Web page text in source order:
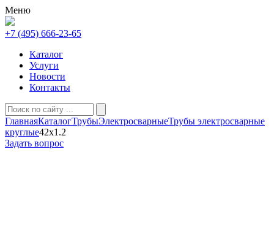
Меню
+7 (495) 666-23-65
Каталог
Услуги
Новости
Контакты
ГлавнаяКаталогТрубыЭлектросварныеТрубы электросварные
круглые42х1.2
Задать вопрос